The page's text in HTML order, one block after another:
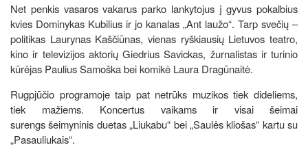
Net penkis vasaros vakarus parko lankytojus į gyvus pokalbius
kvies Dominykas Kubilius ir jo kanalas „Ant laužo“. Tarp svečių –
politikas Laurynas Kaščiūnas, vienas ryškiausių Lietuvos teatro,
kino ir televizijos aktorių Giedrius Savickas, žurnalistas ir turinio
kūrėjas Paulius Samoška bei komikė Laura Dragūnaitė.
Rugpjūčio programoje taip pat netrūks muzikos tiek dideliems,
tiek mažiems. Koncertus vaikams ir visai šeimai
surengs šeimyninis duetas „Liukabu“ bei „Saulės kliošas“ kartu su
„Pasauliukais“.